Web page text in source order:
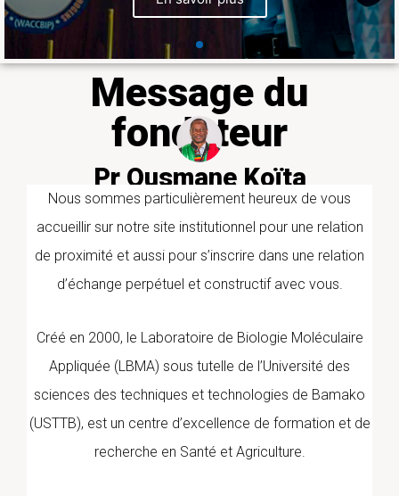
Message du
fondateur
Pr Ousmane Koïta
PharmD/PhD PARASITOLOGIE
MOLECULAIRE
Nous sommes particulièrement heureux de vous
accueillir sur notre site institutionnel pour une relation
de proximité et aussi pour s’inscrire dans une relation
d’échange perpétuel et constructif avec vous.
Créé en 2000, le Laboratoire de Biologie Moléculaire
Appliquée (LBMA) sous tutelle de l’Université des
sciences des techniques et technologies de Bamako
(USTTB), est un centre d’excellence de formation et de
recherche en Santé et Agriculture.